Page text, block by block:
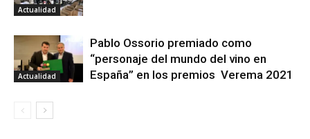
Actualidad
Actualidad
Pablo Ossorio premiado como
“personaje del mundo del vino en
España” en los premios Verema 2021